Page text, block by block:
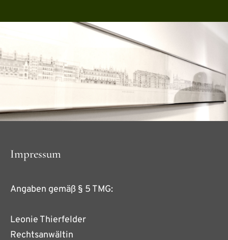
Impressum
Angaben gemäß § 5 TMG:
Leonie Thierfelder
Rechtsanwältin